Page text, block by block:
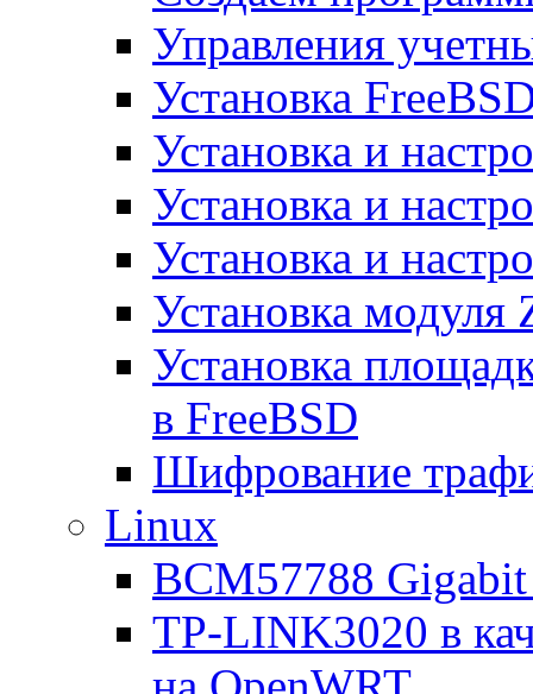
Управления
Установка
Установка и
Установка и
Установка и
Установка
Установка
в FreeBSD
Шифрование
Linux
BCM57788
TP-LINK3020 в